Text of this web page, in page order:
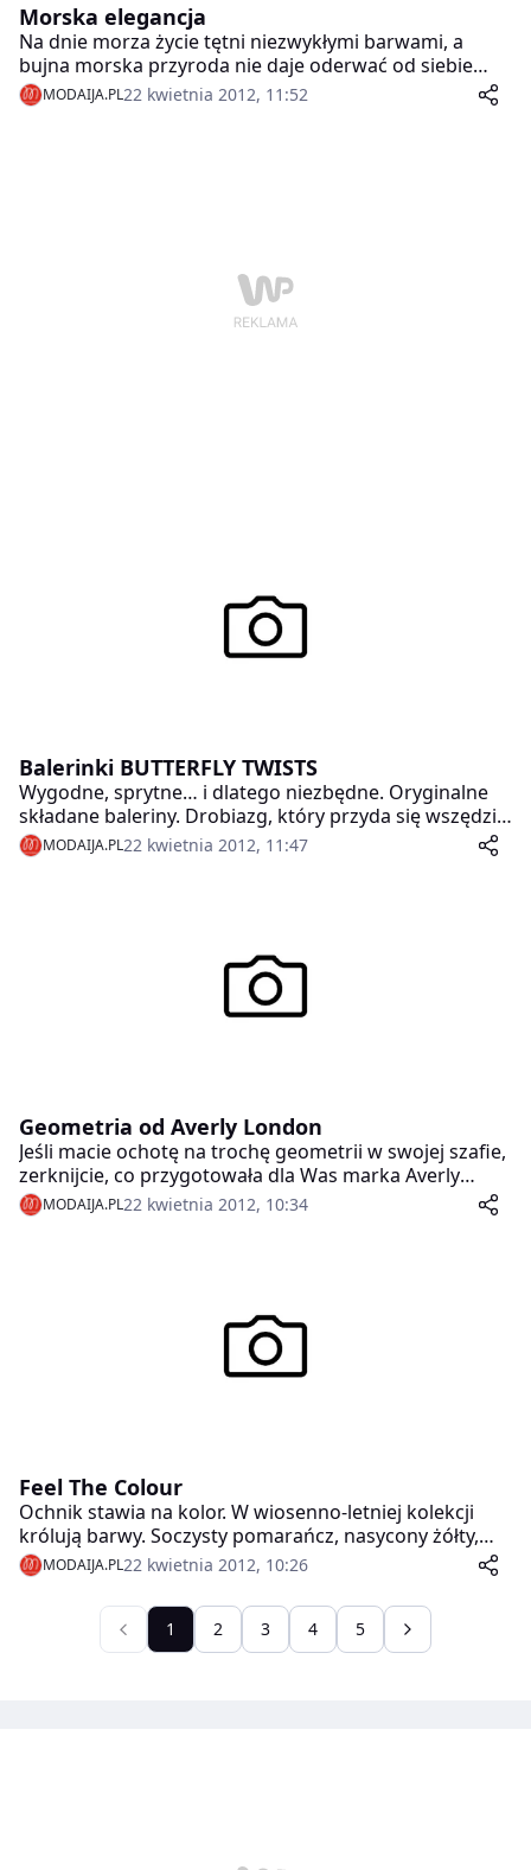
Morska elegancja
Na dnie morza życie tętni niezwykłymi barwami, a
bujna morska przyroda nie daje oderwać od siebie
oczu. Na powierzchni oczarowuje piękno wodnych
krajobrazów skąpanych w promieniach słońca. Ten
MODAIJA.PL22 kwietnia 2012, 11:52
Balerinki BUTTERFLY TWISTS
Wygodne, sprytne… i dlatego niezbędne. Oryginalne
składane baleriny. Drobiazg, który przyda się wszędzie:
w biurze, w czasie podróży, po całym dniu na obcasach
… wystarczy wyjąć z torebki elegancki czarny woreczek
MODAIJA.PL22 kwietnia 2012, 11:47
Geometria od Averly London
Jeśli macie ochotę na trochę geometrii w swojej szafie,
zerknijcie, co przygotowała dla Was marka Averly
London.
MODAIJA.PL22 kwietnia 2012, 10:34
Feel The Colour
Ochnik stawia na kolor. W wiosenno-letniej kolekcji
królują barwy. Soczysty pomarańcz, nasycony żółty,
błękity i czerwień to główne tematy najnowszej linii
torebek.
MODAIJA.PL22 kwietnia 2012, 10:26
1 2 3 4 5